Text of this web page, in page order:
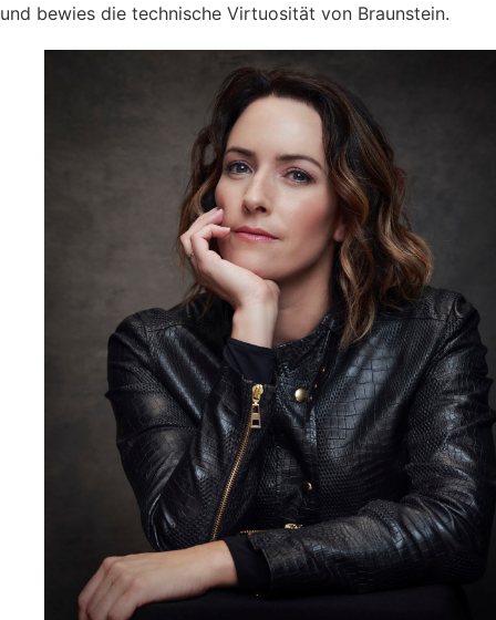
und bewies die technische Virtuosität von Braunstein.